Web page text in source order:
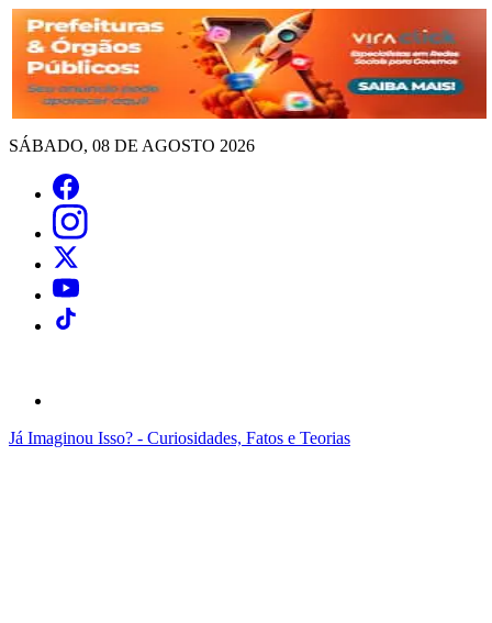
SÁBADO, 08 DE AGOSTO 2026
Já Imaginou Isso? - Curiosidades, Fatos e Teorias